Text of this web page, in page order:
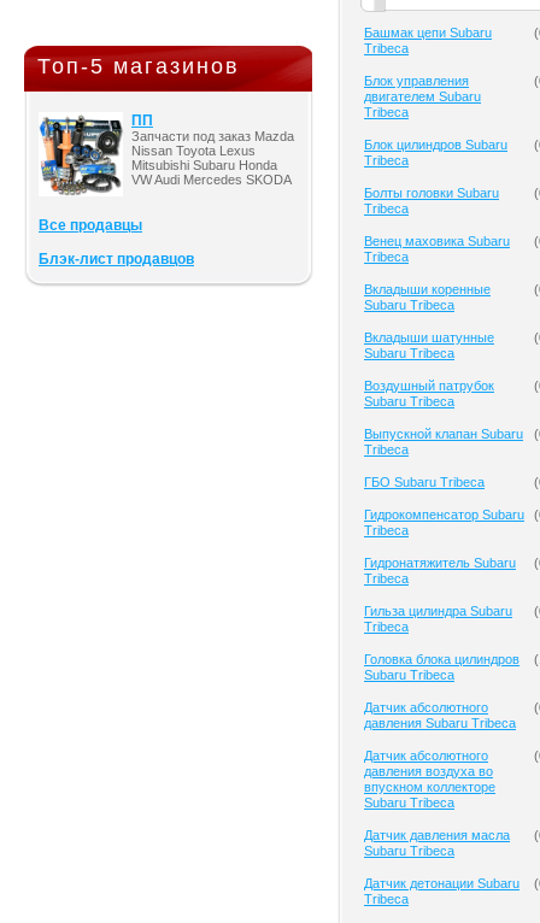
Топ-5 магазинов
ПП
Запчасти под заказ Mazda
Nissan Toyota Lexus
Mitsubishi Subaru Honda
VW Audi Mercedes SKODA
Все продавцы
Блэк-лист продавцов
Башмак цепи Subaru
Tribeca
(
Блок управления
двигателем Subaru
Tribeca
(
Блок цилиндров Subaru
Tribeca
(
Болты головки Subaru
Tribeca
(
Венец маховика Subaru
Tribeca
(
Вкладыши коренные
Subaru Tribeca
(
Вкладыши шатунные
Subaru Tribeca
(
Воздушный патрубок
Subaru Tribeca
(
Выпускной клапан Subaru
Tribeca
(
ГБО Subaru Tribeca (
Гидрокомпенсатор Subaru
Tribeca
(
Гидронатяжитель Subaru
Tribeca
(
Гильза цилиндра Subaru
Tribeca
(
Головка блока цилиндров
Subaru Tribeca
(
Датчик абсолютного
давления Subaru Tribeca
(
Датчик абсолютного
давления воздуха во
впускном коллекторе
Subaru Tribeca
(
Датчик давления масла
Subaru Tribeca
(
Датчик детонации Subaru
Tribeca
(